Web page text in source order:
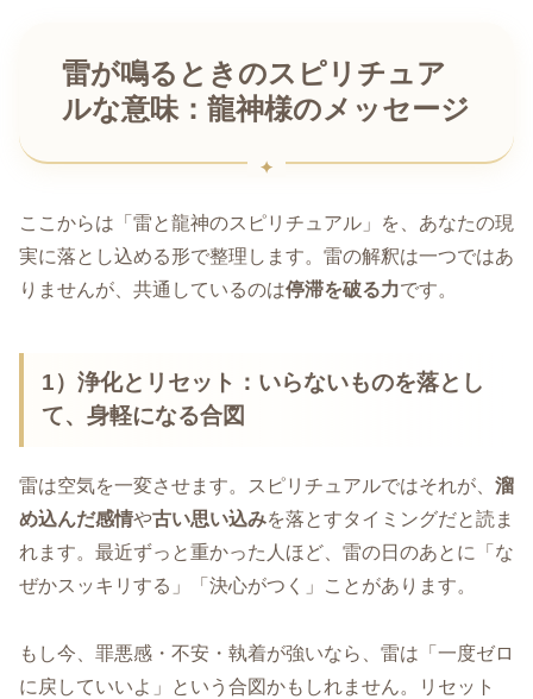
雷が鳴るときのスピリチュア
ルな意味：龍神様のメッセージ
ここからは「雷と龍神のスピリチュアル」を、あなたの現
実に落とし込める形で整理します。雷の解釈は一つではあ
りませんが、共通しているのは停滞を破る力です。
1）浄化とリセット ：いらないものを落とし
て、身軽になる合図
雷は空気を一変させます。スピリチュアルではそれが、 溜
め込んだ感情や古い思い込みを落とすタイミングだと読ま
れます。最近ずっと重かった人ほど、雷の日のあとに「な
ぜかスッキリする」「決心がつく」ことがあります。
もし今、罪悪感・不安・執着が強いなら、雷は「一度ゼロ
に戻していいよ」という合図かもしれません。リセット